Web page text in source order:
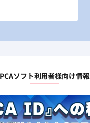
PCAソフト利用者様向け情報